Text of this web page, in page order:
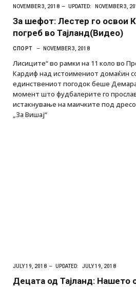
NOVEMBER 3, 2018 UPDATED: NOVEMBER 3,
За шефот: Лестер го освои
погреб во Тајланд(Видео)
СПОРТ NOVEMBER 3, 2018
Лисиците“ во рамки на 11 коло во
Кардиф над истоимениот домаќин
единствениот погодок беше
момент што фудбалерите го
истакнување на маичките под
„За Вишај“
JULY 19, 2018 UPDATED: JULY 19, 2018
Децата од Тајланд: Нашето